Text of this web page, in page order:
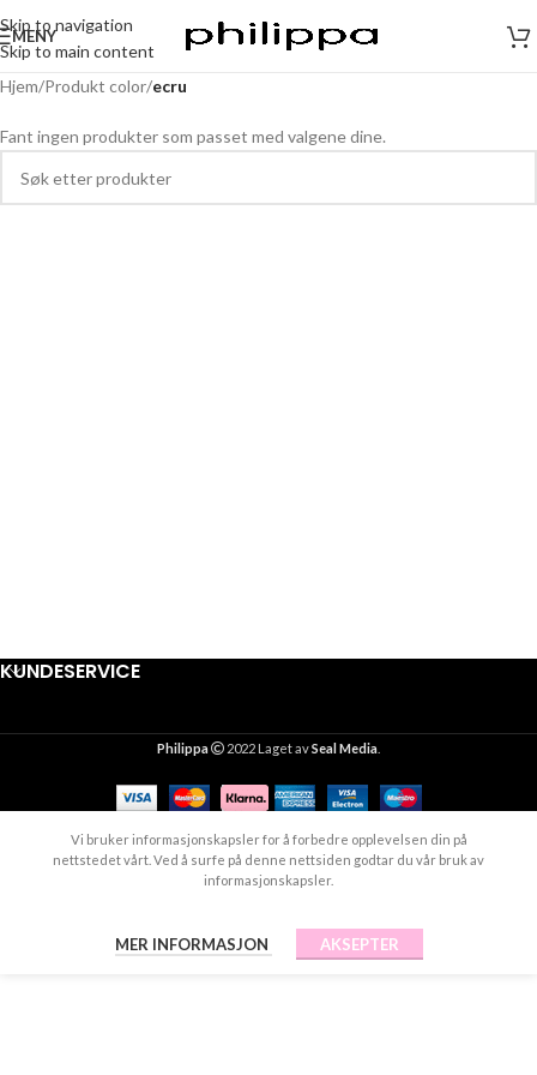
Skip to navigation
Skip to main content
MENY
Hjem/Produkt color/ecru
Fant ingen produkter som passet med valgene dine.
KUNDESERVICE
Philippa 2022 Laget avSeal Media
Vi bruker informasjonskapsler for å forbedre opplevelsen din på
nettstedet vårt. Ved å surfe på denne nettsiden godtar du vår bruk av
informasjonskapsler.
MER INFORMASJON AKSEPTER